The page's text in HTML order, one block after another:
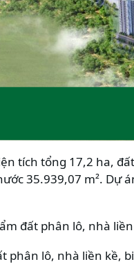
tích tổng 17,2 ha,
35.939,07 m². Dự
đất phân lô, nhà
phân lô, nhà liền kề,